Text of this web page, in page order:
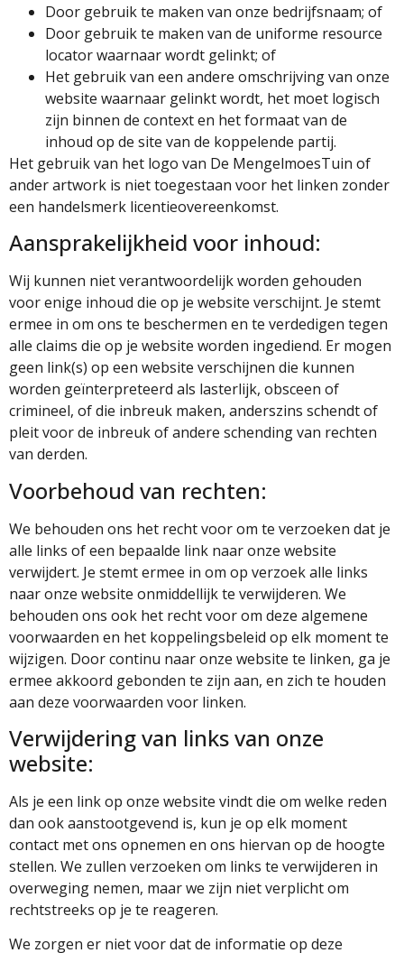
Door gebruik te maken van onze bedrijfsnaam; of
Door gebruik te maken van de uniforme resource
locator waarnaar wordt gelinkt; of
Het gebruik van een andere omschrijving van onze
website waarnaar gelinkt wordt, het moet logisch
zijn binnen de context en het formaat van de
inhoud op de site van de koppelende partij.
Het gebruik van het logo van De MengelmoesTuin of
ander artwork is niet toegestaan ​​voor het linken zonder
een handelsmerk licentieovereenkomst.
Aansprakelijkheid voor inhoud:
Wij kunnen niet verantwoordelijk worden gehouden
voor enige inhoud die op je website verschijnt. Je stemt
ermee in om ons te beschermen en te verdedigen tegen
alle claims die op je website worden ingediend. Er mogen
geen link(s) op een website verschijnen die kunnen
worden geïnterpreteerd als lasterlijk, obsceen of
crimineel, of die inbreuk maken, anderszins schendt of
pleit voor de inbreuk of andere schending van rechten
van derden.
Voorbehoud van rechten:
We behouden ons het recht voor om te verzoeken dat je
alle links of een bepaalde link naar onze website
verwijdert. Je stemt ermee in om op verzoek alle links
naar onze website onmiddellijk te verwijderen. We
behouden ons ook het recht voor om deze algemene
voorwaarden en het koppelingsbeleid op elk moment te
wijzigen. Door continu naar onze website te linken, ga je
ermee akkoord gebonden te zijn aan, en zich te houden
aan deze voorwaarden voor linken.
Verwijdering van links van onze
website:
Als je een link op onze website vindt die om welke reden
dan ook aanstootgevend is, kun je op elk moment
contact met ons opnemen en ons hiervan op de hoogte
stellen. We zullen verzoeken om links te verwijderen in
overweging nemen, maar we zijn niet verplicht om
rechtstreeks op je te reageren.
We zorgen er niet voor dat de informatie op deze